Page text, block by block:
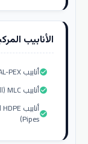
الأنابيب
أنابيب PEX-AL-PEX (البولي إيثيلين المتشابك مع الألومنيوم)check_circle
أنابيب MLC (الأنابيب المركبة متعددة الطبقات) (MLC Pipes)check_circle
Pipes)check_circle